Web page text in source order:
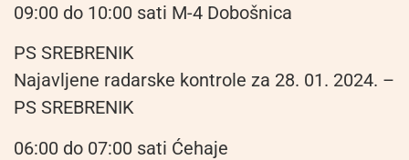
09:00 do 10:00 sati M-4 Dobošnica
PS SREBRENIK
Najavljene radarske kontrole za 28. 01. 2024. –
PS SREBRENIK
06:00 do 07:00 sati Ćehaje